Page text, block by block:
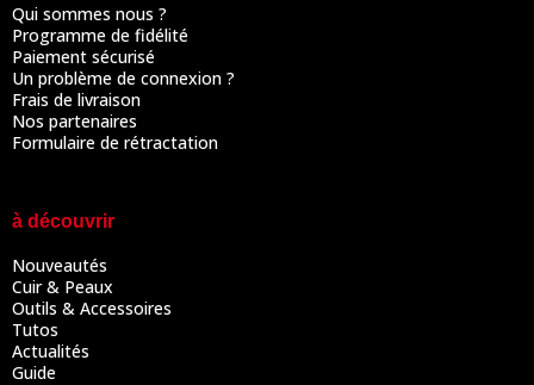
Qui sommes nous ?
Programme de fidélité
Paiement sécurisé
Un problème de connexion ?
Frais de livraison
Nos partenaires
Formulaire de rétractation
à découvrir
Nouveautés
Cuir & Peaux
Outils & Accessoires
Tutos
Actualités
Guide